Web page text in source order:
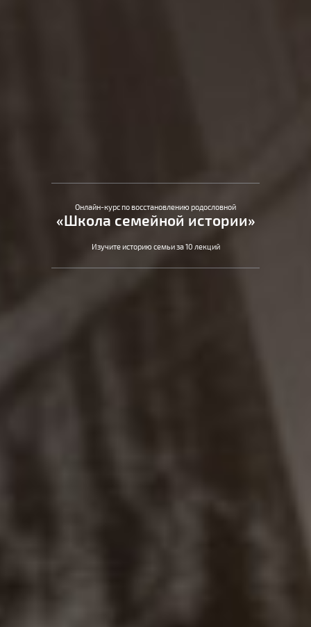
Онлайн-курс по восстановлению родословной
«Школа семейной истории»
Изучите историю семьи за 10 лекций